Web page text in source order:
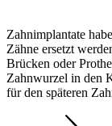
Zahnimplantate
Zähne ersetzt
Brücken oder
Zahnwurzel in den
für den späteren